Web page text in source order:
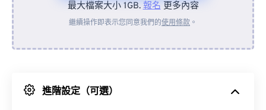
來自裝置
來自 Google 雲端硬碟
最大檔案大小 1GB.報名更多內容
繼續操作即表示您同意我們的使用條款 。
進階設定（可選）